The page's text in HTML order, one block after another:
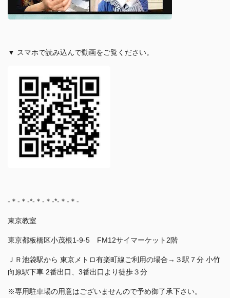
▼ スマホで読み込んで動画をご覧ください。
-＊-＊-*-＊-＊-*-＊-＊-
東京教室
東京都板橋区小茂根1-9-5 FM12サイマーケット2階
ＪＲ池袋駅から 東京メトロ有楽町線ご利用の場合→３駅７分 小竹
向原駅下車 2番出口、3番出口より徒歩３分
※専用駐車場の用意はございませんので予め御了承下さい。